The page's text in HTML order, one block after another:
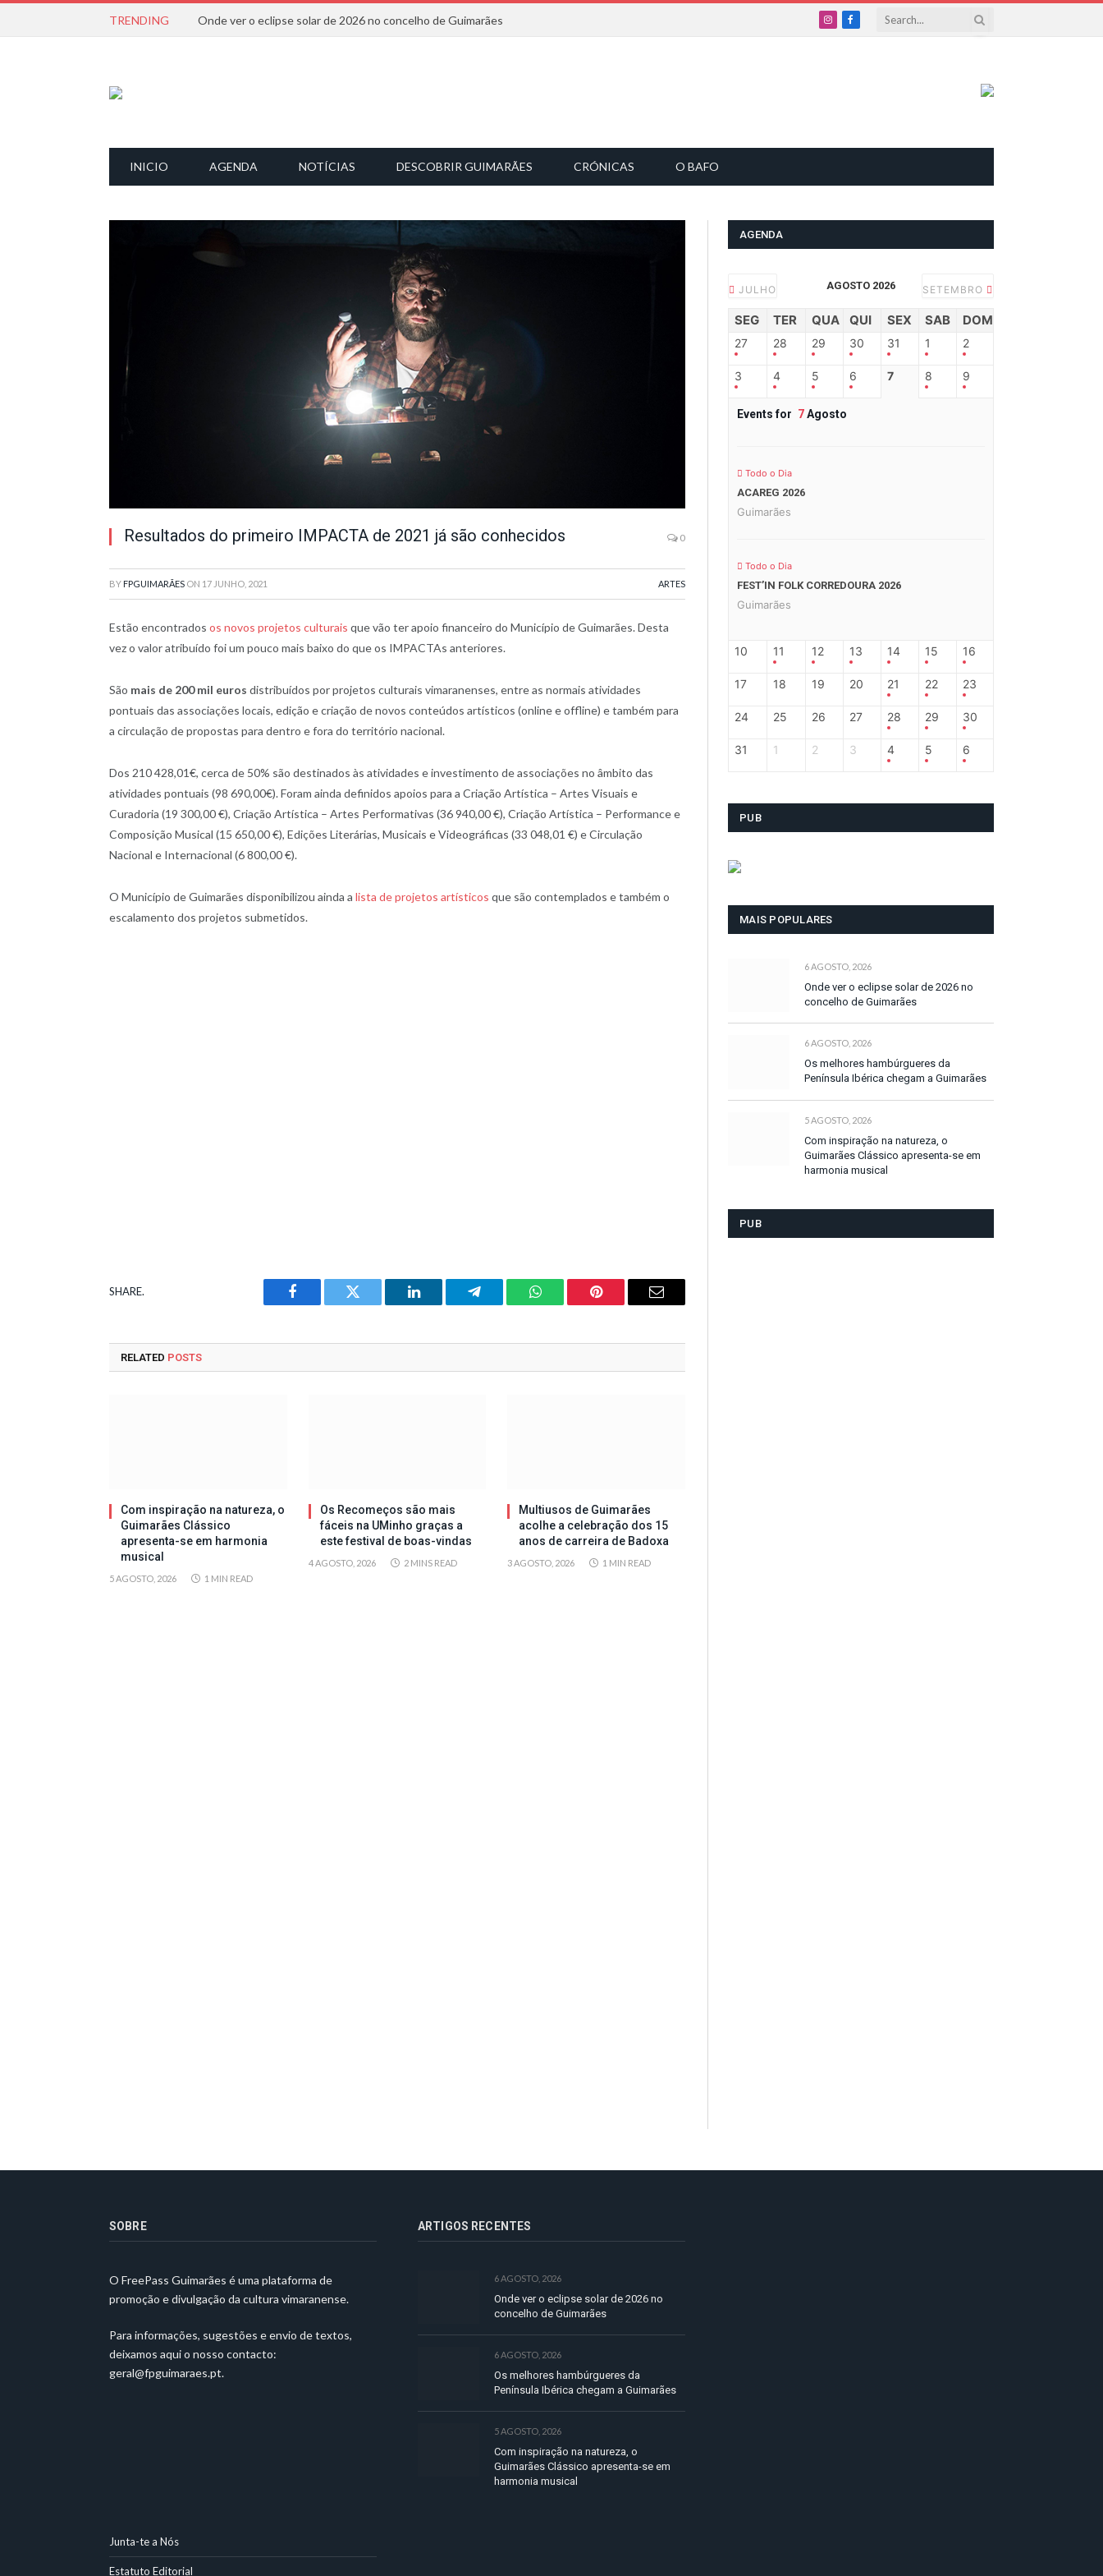
TRENDING Onde ver o eclipse solar de 2026 no concelho de Guimarães
InstagramFacebook
INICIO AGENDA NOTÍCIAS DESCOBRIR GUIMARÃES CRÓNICAS O BAFO
Resultados do primeiro IMPACTA de 2021 já são conhecidos 0
BY FPGUIMARÃES ON 17 JUNHO, 2021 ARTES
Estão encontrados os novos projetos culturais que vão ter apoio financeiro do Município de Guimarães. Desta
vez o valor atribuído foi um pouco mais baixo do que os IMPACTAs anteriores.
São mais de 200 mil euros distribuídos por projetos culturais vimaranenses, entre as normais atividades
pontuais das associações locais, edição e criação de novos conteúdos artísticos (online e offline) e também para
a circulação de propostas para dentro e fora do território nacional.
Dos 210 428,01€, cerca de 50% são destinados às atividades e investimento de associações no âmbito das
atividades pontuais (98 690,00€). Foram ainda definidos apoios para a Criação Artística – Artes Visuais e
Curadoria (19 300,00 €), Criação Artística – Artes Performativas (36 940,00 €), Criação Artística – Performance e
Composição Musical (15 650,00 €), Edições Literárias, Musicais e Videográficas (33 048,01 €) e Circulação
Nacional e Internacional (6 800,00 €).
O Município de Guimarães disponibilizou ainda a lista de projetos artísticos que são contemplados e também o
escalamento dos projetos submetidos.
SHARE.
Facebook Twitter LinkedIn Telegram WhatsAppPinterest Email
RELATED POSTS
Com inspiração na natureza, o
Guimarães Clássico
apresenta-se em harmonia
musical
5 AGOSTO, 2026 1 MIN READ
Os Recomeços são mais
fáceis na UMinho graças a
este festival de boas-vindas
4 AGOSTO, 2026 2 MINS READ
Multiusos de Guimarães
acolhe a celebração dos 15
anos de carreira de Badoxa
3 AGOSTO, 2026 1 MIN READ
AGENDA
JULHO AGOSTO 2026 SETEMBRO
SEG TER QUA QUI SEX SAB DOM
27 28 29 30 31 1 2
3 4 5 6 7 8 9
Events for 7Agosto
Todo o Dia
ACAREG 2026
Guimarães
Todo o Dia
FEST’IN FOLK CORREDOURA 2026
Guimarães
10 11 12 13 14 15 16
17 18 19 20 21 22 23
24 25 26 27 28 29 30
31 1 2 3 4 5 6
PUB
MAIS POPULARES
6 AGOSTO, 2026
Onde ver o eclipse solar de 2026 no
concelho de Guimarães
6 AGOSTO, 2026
Os melhores hambúrgueres da
Península Ibérica chegam a Guimarães
5 AGOSTO, 2026
Com inspiração na natureza, o
Guimarães Clássico apresenta-se em
harmonia musical
PUB
SOBRE
O FreePass Guimarães é uma plataforma de
promoção e divulgação da cultura vimaranense.
Para informações, sugestões e envio de textos,
deixamos aqui o nosso contacto:
geral@fpguimaraes.pt.
ARTIGOS RECENTES
6 AGOSTO, 2026
Onde ver o eclipse solar de 2026 no
concelho de Guimarães
6 AGOSTO, 2026
Os melhores hambúrgueres da
Península Ibérica chegam a Guimarães
5 AGOSTO, 2026
Com inspiração na natureza, o
Guimarães Clássico apresenta-se em
harmonia musical
Junta-te a Nós
Estatuto Editorial